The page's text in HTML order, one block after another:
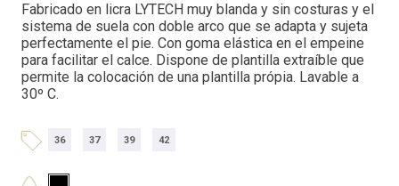
Fabricado en licra LYTECH muy blanda y sin costuras y el
sistema de suela con doble arco que se adapta y sujeta
perfectamente el pie. Con goma elástica en el empeine
para facilitar el calce. Dispone de plantilla extraíble que
permite la colocación de una plantilla própia. Lavable a
30º C.
36 37 39 42